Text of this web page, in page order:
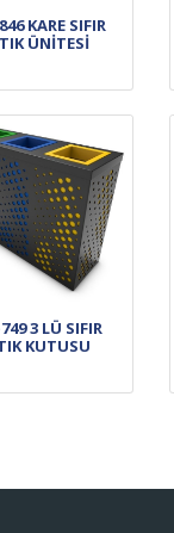
KARE SIFIR
ÜNİTESİ
3 LÜ SIFIR
KUTUSU